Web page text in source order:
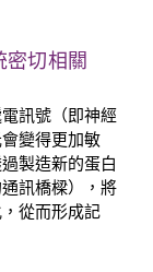
密切相關
訊號（即神經
變得更加敏
製造新的蛋白
訊橋樑），將
從而形成記